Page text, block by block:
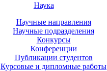
Наука
Научные направления
Научные подразделения
Конкурсы
Конференции
Публикации студентов
Курсовые и дипломные работы